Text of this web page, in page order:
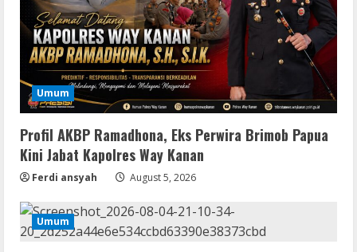
Umum
Profil AKBP Ramadhona, Eks Perwira Brimob Papua
Kini Jabat Kapolres Way Kanan
Ferdi ansyah August 5, 2026
Umum
3
Movies
Vertex Force 2026 BRRip UHD DDP5.1
𝐘𝐢𝐟𝐲 𝐌𝐨𝐯𝐢𝐞𝐬 Magnet
August 8, 2026
4
Resettools
Vpn One Click Cracked x86-x64 [no
Virus]
Resettools
GraphPad Prism Academic & Corporate